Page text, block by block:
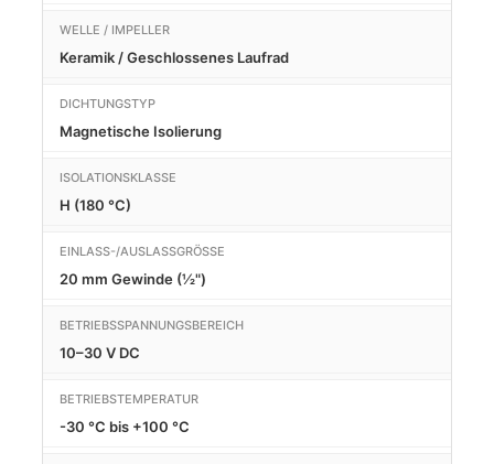
WELLE / IMPELLER
Keramik / Geschlossenes Laufrad
DICHTUNGSTYP
Magnetische Isolierung
ISOLATIONSKLASSE
H (180 °C)
EINLASS-/AUSLASSGRÖSSE
20 mm Gewinde (½")
BETRIEBSSPANNUNGSBEREICH
10–30 V DC
BETRIEBSTEMPERATUR
-30 °C bis +100 °C